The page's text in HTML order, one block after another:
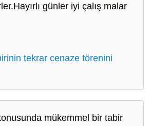
günler iyi çalış malar
tekrar cenaze törenini
mükemmel bir tabir